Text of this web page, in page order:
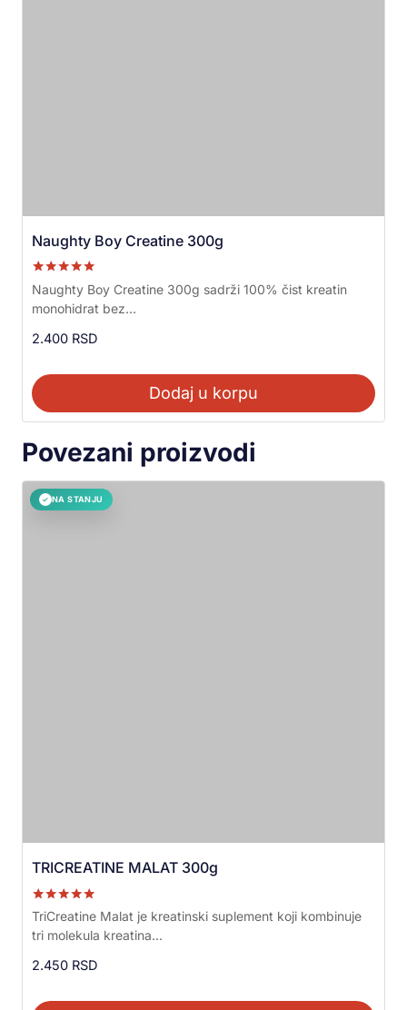
Naughty Boy Creatine 300g
Ocenjeno sa
5.00
od 5
Naughty Boy Creatine 300g sadrži 100% čist kreatin
monohidrat bez...
2.400 RSD
Dodaj u korpu
Povezani proizvodi
✓ NA STANJU
TRICREATINE MALAT 300g
Ocenjeno sa
5.00
od 5
TriCreatine Malat je kreatinski suplement koji kombinuje
tri molekula kreatina...
2.450 RSD